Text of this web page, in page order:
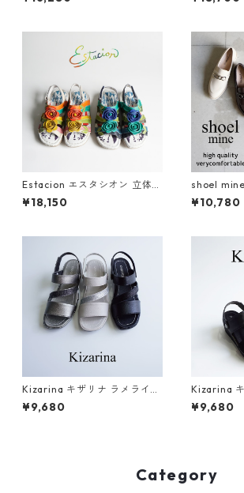
トラップサ
Estacion エスタシオン 立体フ
ラワーモチーフ本革ストラッ
プサンダル TGE725
¥18,150
shoel
ン チェー
3
¥10,780
Kizarina キザリナ ラメライン
軽量ストレッチサンダル KZ51
75
¥9,680
Kizarina キ
トベルト
Z674
¥9,680
Category